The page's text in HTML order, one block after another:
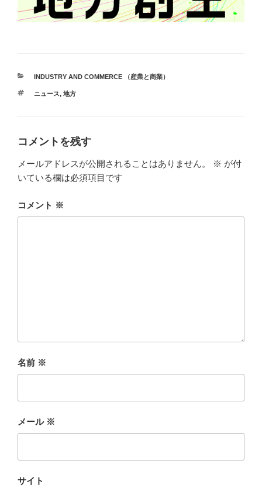
カ
ゴ
INDUSTRY AND COMMERCE （産業と商業）
タ
ニュース, 地方
コメントを残す
メールアドレスが公開されることはありません。 ※ が付
いている欄は必須項目です
コメント ※
名前 ※
メール ※
サイト